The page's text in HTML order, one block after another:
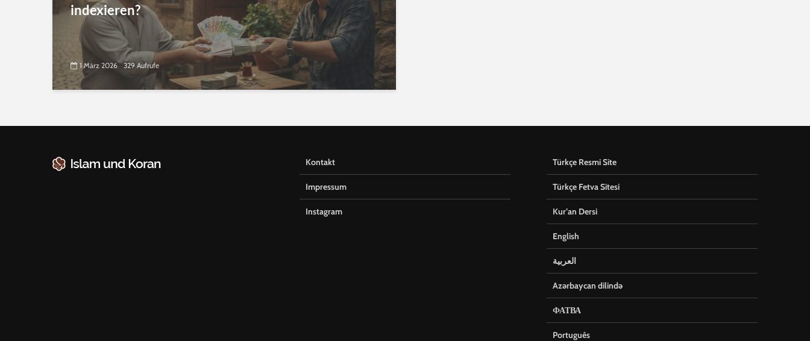
indexieren?
1 März 2026 329 Aufrufe
Kontakt
Impressum
Instagram
Türkçe Resmi Site
Türkçe Fetva Sitesi
Kur’an Dersi
English
العربية
Azərbaycan dilində
ФАТВА
Português